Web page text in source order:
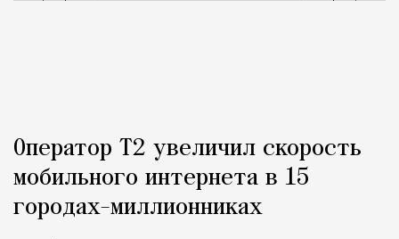
Оператор Т2 увеличил скорость
мобильного интернета в 15
городах-миллионниках